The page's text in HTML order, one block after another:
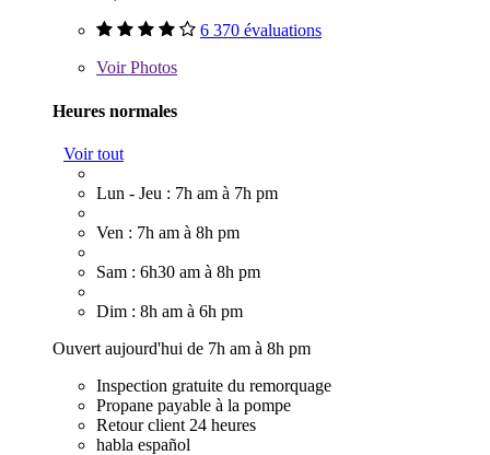
6 370 évaluations
VoirPhotos
Heures normales
Voir tout
Lun - Jeu : 7h am à 7h pm
Ven : 7h am à 8h pm
Sam : 6h30 am à 8h pm
Dim : 8h am à 6h pm
Ouvert aujourd'hui de 7h am à 8h pm
Inspection gratuite du remorquage
Propane payable à la pompe
Retour client 24 heures
habla español